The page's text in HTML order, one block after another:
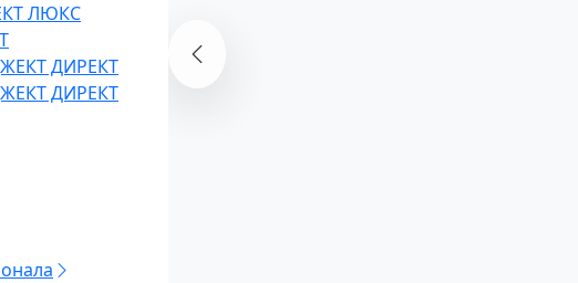
ЛЮКС
ДИРЕКТ
ДИРЕКТ